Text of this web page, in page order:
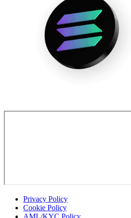
Privacy Policy
Cookie Policy
AML/KYC Policy